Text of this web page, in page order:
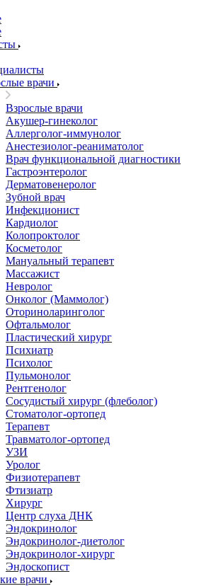
врачи
Взрослые врачи
Акушер-гинеколог
Аллерголог-иммунолог
Анестезиолог-реаниматолог
Врач функциональной диагностики
Гастроэнтеролог
Дерматовенеролог
Зубной врач
Инфекционист
Кардиолог
Колопроктолог
Косметолог
Мануальный терапевт
Массажист
Невролог
Онколог (Маммолог)
Оториноларинголог
Офтальмолог
Пластический хирург
Психиатр
Психолог
Пульмонолог
Рентгенолог
Сосудистый хирург (флеболог)
Стоматолог-ортопед
Терапевт
Травматолог-ортопед
УЗИ
Уролог
Физиотерапевт
Фтизиатр
Хирург
Центр слуха ДНК
Эндокринолог
Эндокринолог-диетолог
Эндокринолог-хирург
Эндоскопист
врачи